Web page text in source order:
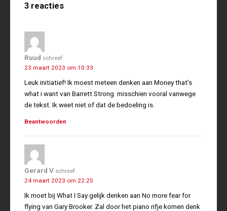
3 reacties
Ruud schreef:
23 maart 2023 om 10:33
Leuk initiatief! Ik moest meteen denken aan Money that’s
what i want van Barrett Strong. misschien vooral vanwege
de tekst. Ik weet niet of dat de bedoeling is.
Beantwoorden
Gerard V schreef:
24 maart 2023 om 22:25
Ik moet bij What I Say gelijk denken aan No more fear for
flying van Gary Brooker. Zal door het piano rifje komen denk